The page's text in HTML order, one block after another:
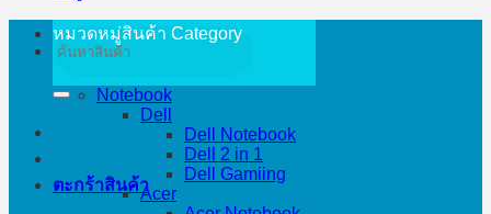
ค้นหา:
ตะกร้าสินค้า
หมวดหมู่สินค้า Category
Notebook
Dell
Dell Notebook
Dell 2 in 1
Dell Gamiing
Acer